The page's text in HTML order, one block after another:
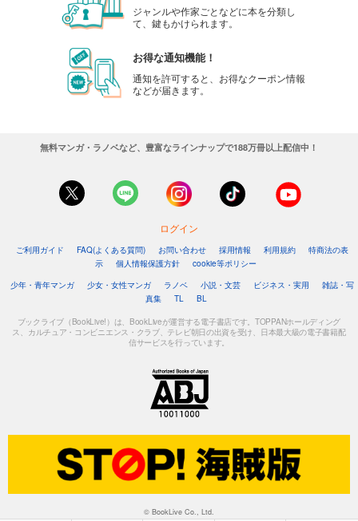
ジャンルや作家ごとなどに本を分類し
て、鍵もかけられます。
お得な通知機能！
通知を許可すると、お得なクーポン情報
などが届きます。
無料マンガ・ラノベなど、豊富なラインナップで188万冊以上配信中！
ログイン
ご利用ガイド FAQ(よくある質問) お問い合わせ 採用情報 利用規約
特商法の表
示
個人情報保護方針
cookie等ポリシー
少年・青年マンガ
少女・女性マンガ ラノベ 小説・文芸 ビジネス・実用
雑誌・写
真集
TL BL
ブックライブ（BookLive!）は、BookLiveが運営する電子書店です。TOPPANホールディング
ス、カルチュア・コンビニエンス・クラブ、テレビ朝日の出資を受け、日本最大級の電子書籍配
信サービスを行っています。
© BookLive Co., Ltd.